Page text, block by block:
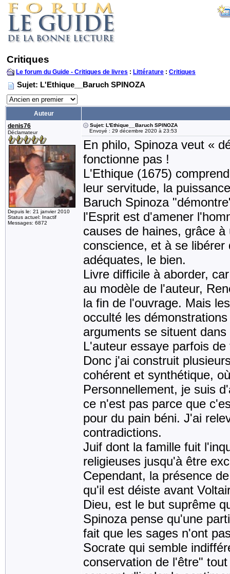
Critiques
Le forum du Guide - Critiques de livres : Littérature : Critiques
Sujet: L'Ethique__Baruch SPINOZA
Auteur
denis76
Déclamateur
Depuis le: 21 janvier 2010
Status actuel: Inactif
Messages: 6872
Sujet: L'Ethique__Baruch SPINOZA
Envoyé : 29 décembre 2020 à 23:53
En philo, Spinoza veut «
fonctionne pas !
L'Ethique (1675)
leur servitude, la
Baruch Spinoza
l'Esprit est d'amener
causes de haines, grâce
conscience, et à se
adéquates, le bien.
Livre difficile à aborder,
au modèle de l'auteur,
la fin de l'ouvrage. Mais
occulté les
arguments se situent
L'auteur essaye parfois
Donc j'ai construit
cohérent et synthétique,
Personnellement, je suis
ce n'est pas parce que
pour du pain béni. J'ai
contradictions.
Juif dont la famille fuit
religieuses jusqu'à être
Cependant, la présence
qu'il est déiste avant
Dieu, est le but suprême
Spinoza pense qu'une
fait que les sages n'ont
Socrate qui semble
conservation de l'être"